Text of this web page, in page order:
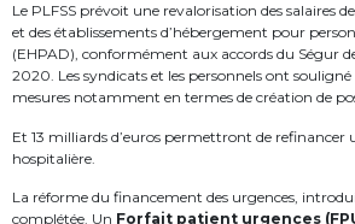
Le PLFSS prévoit une revalorisation des salaires
et des établissements d’hébergement pour
(EHPAD), conformément aux accords du Ségur
2020. Les syndicats et les personnels ont souligné
mesures notamment en termes de création de
Et 13 milliards d’euros permettront de refinancer
hospitalière.
La réforme du financement des urgences,
complétée. Un Forfait patient urgences